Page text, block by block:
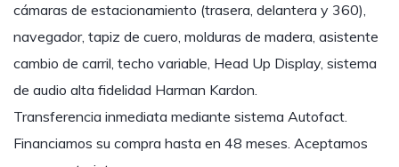
cámaras de estacionamiento (trasera, delantera y 360),
navegador, tapiz de cuero, molduras de madera, asistente
cambio de carril, techo variable, Head Up Display, sistema
de audio alta fidelidad Harman Kardon.
Transferencia inmediata mediante sistema Autofact.
Financiamos su compra hasta en 48 meses. Aceptamos